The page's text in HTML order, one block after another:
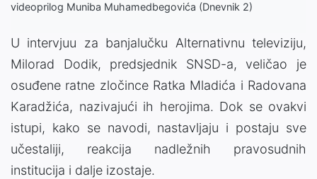
videoprilog Muniba Muhamedbegovića (Dnevnik 2)
U intervjuu za banjalučku Alternativnu televiziju,
Milorad Dodik, predsjednik SNSD-a, veličao je
osuđene ratne zločince Ratka Mladića i Radovana
Karadžića, nazivajući ih herojima. Dok se ovakvi
istupi, kako se navodi, nastavljaju i postaju sve
učestaliji, reakcija nadležnih pravosudnih
institucija i dalje izostaje.